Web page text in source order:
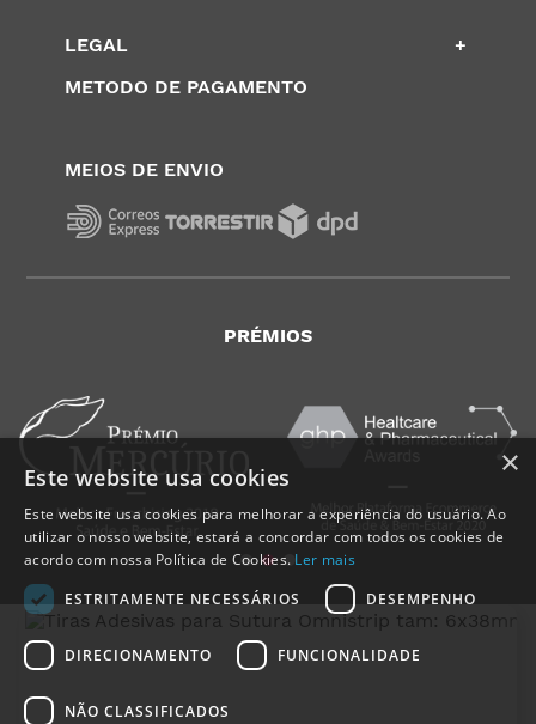
LEGAL
+
METODO DE PAGAMENTO
MEIOS DE ENVIO
PRÉMIOS
MedicalShop - Saúde e Bem-Estar
×
Este website usa cookies
Este website usa cookies para melhorar a experiência do usuário. Ao
utilizar o nosso website, estará a concordar com todos os cookies de
acordo com nossa Política de Cookies. Ler mais
ESTRITAMENTE NECESSÁRIOS
DESEMPENHO
DIRECIONAMENTO FUNCIONALIDADE
NÃO CLASSIFICADOS